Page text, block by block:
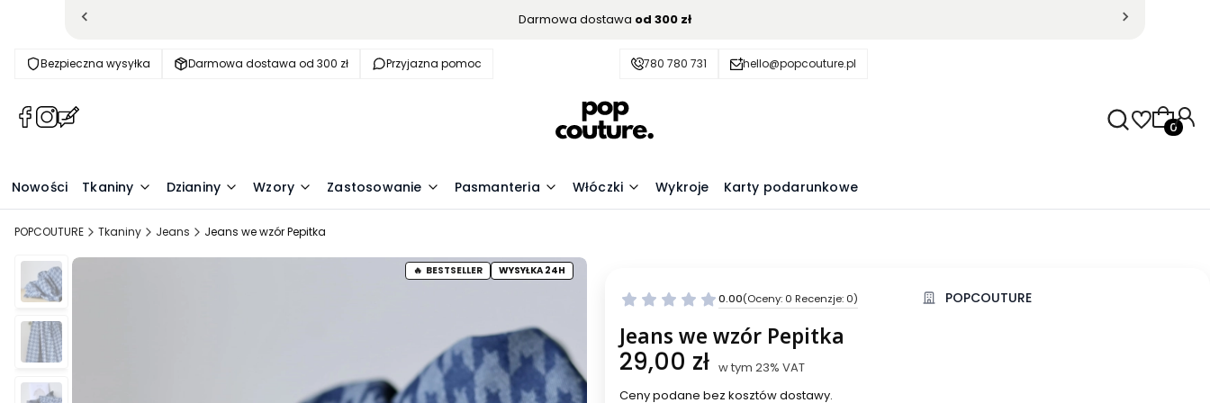
Darmowa dostawa od 300 zł
Bezpieczna wysyłka Darmowa dostawa od 300 zł Przyjazna pomoc 780 780 731 hello@popcouture.pl
(Otwiera
nowej
(Otwiera
nowej
(Otwiera
nowej
Nowości Tkaniny Dzianiny Wzory Zastosowanie Pasmanteria Włóczki Wykroje Karty podarunkowe
POPCOUTURE Tkaniny Jeans Jeans we wzór Pepitka
BESTSELLER WYSYŁKA 24H
0.00(Oceny: 0 Recenzje: 0)
Przejdź do sekcji Opinie
POPCOUTURE
Jeans we wzór Pepitka
Cena
29,00 zł w tym 23% VAT
w tym 23% VAT
Ceny podane bez kosztów dostawy.